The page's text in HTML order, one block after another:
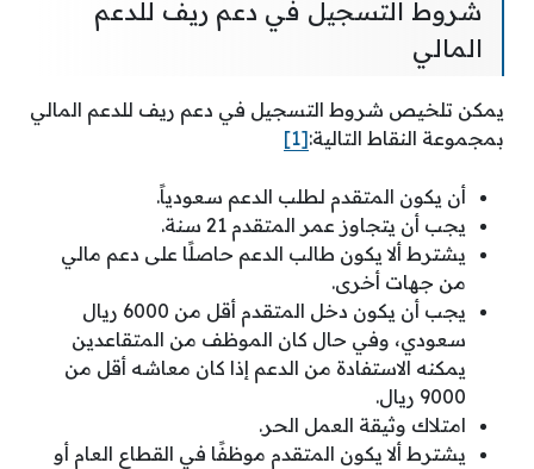
شروط التسجيل في دعم ريف للدعم
المالي
يمكن تلخيص شروط التسجيل في دعم ريف للدعم المالي
بمجموعة النقاط التالية:[1]
أن يكون المتقدم لطلب الدعم سعودياً.
يجب أن يتجاوز عمر المتقدم 21 سنة.
يشترط ألا يكون طالب الدعم حاصلًا على دعم مالي
من جهات أخرى.
يجب أن يكون دخل المتقدم أقل من 6000 ريال
سعودي، وفي حال كان الموظف من المتقاعدين
يمكنه الاستفادة من الدعم إذا كان معاشه أقل من
9000 ريال.
امتلاك وثيقة العمل الحر.
يشترط ألا يكون المتقدم موظفًا في القطاع العام أو